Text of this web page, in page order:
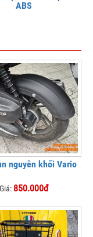
ABS
nguyên khối Vario
Giá: 850.000đ